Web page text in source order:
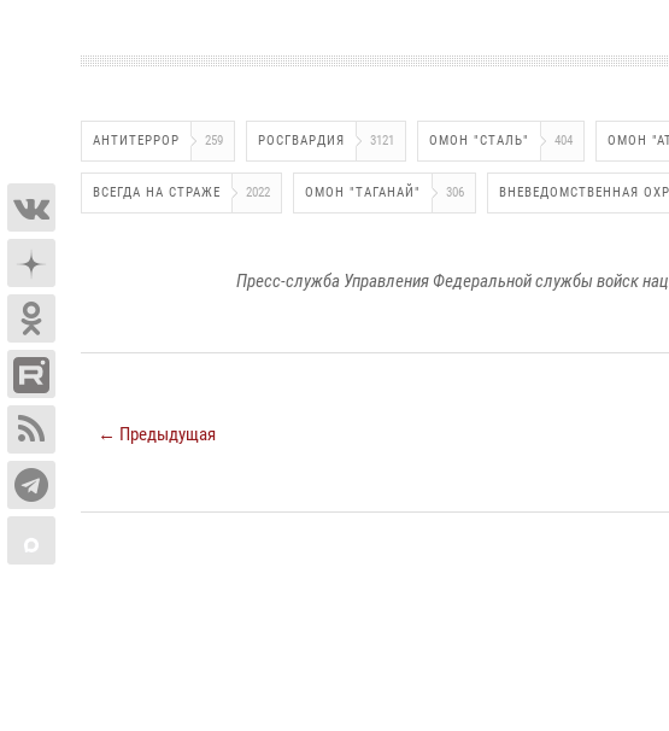
АНТИТЕРРОР 259 РОСГВАРДИЯ 3121 ОМОН "СТАЛЬ" 404 ОМОН
ВСЕГДА НА СТРАЖЕ 2022 ОМОН "ТАГАНАЙ" 306 ВНЕВЕДОМСТВЕННАЯ
Пресс-служба Управления Федеральной службы войск
← Предыдущая